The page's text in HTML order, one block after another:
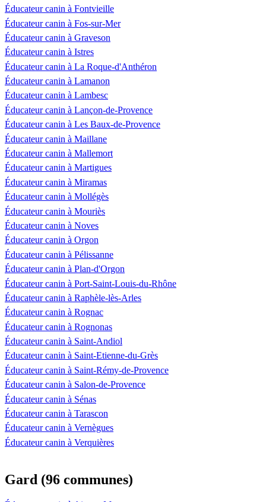
Éducateur canin à Fontvieille
Éducateur canin à Fos-sur-Mer
Éducateur canin à Graveson
Éducateur canin à Istres
Éducateur canin à La Roque-d'Anthéron
Éducateur canin à Lamanon
Éducateur canin à Lambesc
Éducateur canin à Lançon-de-Provence
Éducateur canin à Les Baux-de-Provence
Éducateur canin à Maillane
Éducateur canin à Mallemort
Éducateur canin à Martigues
Éducateur canin à Miramas
Éducateur canin à Mollégès
Éducateur canin à Mouriès
Éducateur canin à Noves
Éducateur canin à Orgon
Éducateur canin à Pélissanne
Éducateur canin à Plan-d'Orgon
Éducateur canin à Port-Saint-Louis-du-Rhône
Éducateur canin à Raphèle-lès-Arles
Éducateur canin à Rognac
Éducateur canin à Rognonas
Éducateur canin à Saint-Andiol
Éducateur canin à Saint-Etienne-du-Grès
Éducateur canin à Saint-Rémy-de-Provence
Éducateur canin à Salon-de-Provence
Éducateur canin à Sénas
Éducateur canin à Tarascon
Éducateur canin à Vernègues
Éducateur canin à Verquières
Gard (96 communes)